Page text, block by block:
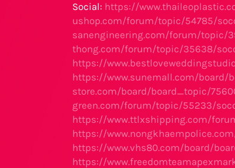
Social: https://
ushop.com/forum/topic/54785/
sanengineering.com/forum/topic/
thong.com/forum/topic/35638/
https://
https://www.sunemall.com/board/
store.com/board/board_topic/
green.com/forum/topic/55233/
https://www.ttlxshipping.com/
https://
https://www.vhs80.com/board/
https://